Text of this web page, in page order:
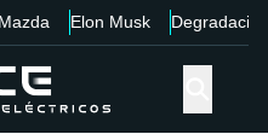
Mazda Elon Musk Degradación